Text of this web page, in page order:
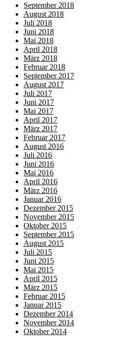
September 2018
August 2018
Juli 2018
Juni 2018
Mai 2018
April 2018
März 2018
Februar 2018
September 2017
August 2017
Juli 2017
Juni 2017
Mai 2017
April 2017
März 2017
Februar 2017
August 2016
Juli 2016
Juni 2016
Mai 2016
April 2016
März 2016
Januar 2016
Dezember 2015
November 2015
Oktober 2015
September 2015
August 2015
Juli 2015
Juni 2015
Mai 2015
April 2015
März 2015
Februar 2015
Januar 2015
Dezember 2014
November 2014
Oktober 2014